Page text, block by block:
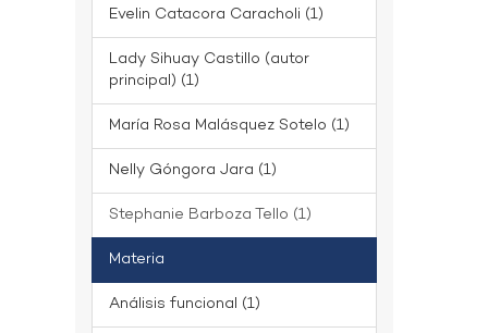
Evelin Catacora Caracholi (1)
Lady Sihuay Castillo (autor
principal) (1)
María Rosa Malásquez Sotelo (1)
Nelly Góngora Jara (1)
Stephanie Barboza Tello (1)
Materia
Análisis funcional (1)